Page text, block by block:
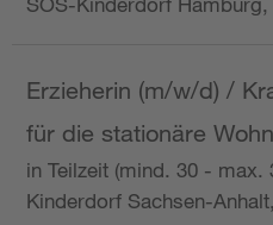
Erzieherin (m/w/d) /
für die stationäre
in Teilzeit (mind. 30 - max.
Kinderdorf Sachsen-